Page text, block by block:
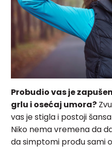
Probudio vas je
grlu i osećaj umora?
vas je stigla i postoji
Niko nema vremena da
da simptomi prođu sami